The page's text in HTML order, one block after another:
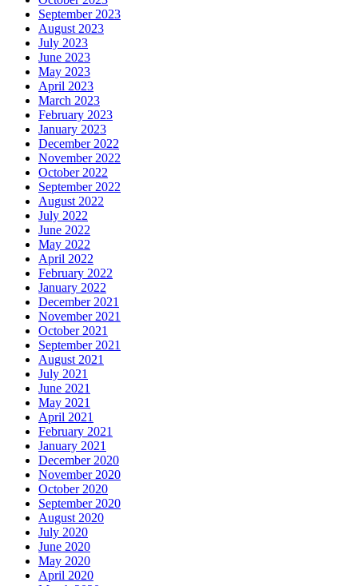
September 2023
August 2023
July 2023
June 2023
May 2023
April 2023
March 2023
February 2023
January 2023
December 2022
November 2022
October 2022
September 2022
August 2022
July 2022
June 2022
May 2022
April 2022
February 2022
January 2022
December 2021
November 2021
October 2021
September 2021
August 2021
July 2021
June 2021
May 2021
April 2021
February 2021
January 2021
December 2020
November 2020
October 2020
September 2020
August 2020
July 2020
June 2020
May 2020
April 2020